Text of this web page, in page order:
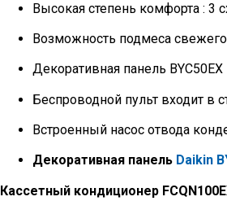
Высокая степень комфорта : 3
Возможность подмеса
Декоративная панель BYC50EX
Беспроводной пульт входит в
Встроенный насос отвода
Декоративная панель Daikin
Кассетный кондиционер